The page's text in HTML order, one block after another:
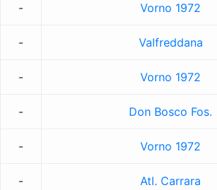
- Vorno 1972
- Valfreddana
- Vorno 1972
- Don Bosco Fos.
- Vorno 1972
- Atl. Carrara